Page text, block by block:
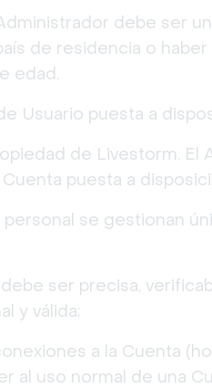
debe ser
de residencia o
edad.
Usuario puesta a
de Livestorm.
puesta a
se gestionan
ser precisa,
y válida;
a la Cuenta
al uso normal de una